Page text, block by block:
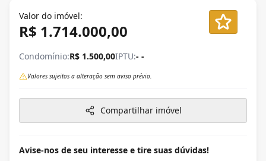
Valor do imóvel:
R$ 1.714.000,00
Condomínio:R$ 1.500,00IPTU:- -
Valores sujeitos a alteração sem aviso prévio.
Compartilhar imóvel
Avise-nos de seu interesse e tire suas dúvidas!